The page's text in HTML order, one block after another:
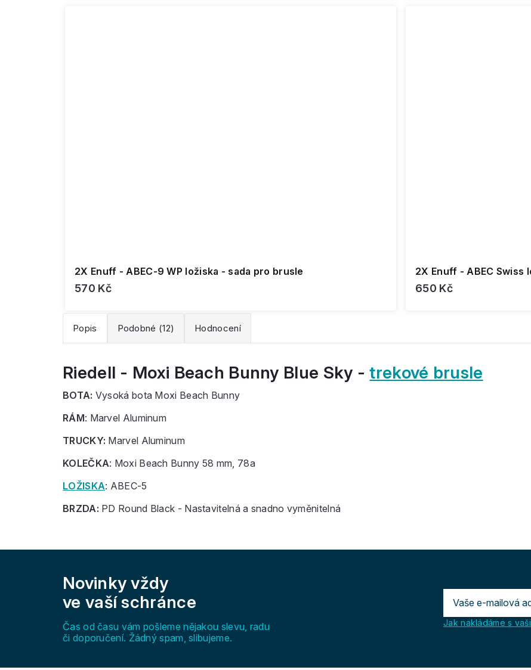
2X Enuff - ABEC-9 WP ložiska - sada pro brusle
570 Kč
2X Enuff - ABEC Swiss
650 Kč
Popis Podobné (12) Hodnocení
Riedell - Moxi Beach Bunny Blue Sky -trekové brusle
BOTA: Vysoká bota Moxi Beach Bunny
RÁM: Marvel Aluminum
TRUCKY: Marvel Aluminum
KOLEČKA: Moxi Beach Bunny 58 mm, 78a
LOŽISKA: ABEC-5
BRZDA: PD Round Black - Nastavitelná a snadno vyměnitelná
Novinky vždy
ve vaší schránce
Čas od času vám pošleme nějakou slevu, radu
či doporučení. Žádný spam, slibujeme.
Jak nakládáme s